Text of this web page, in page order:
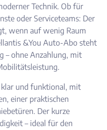
Technik. Ob für
oder Serviceteams: Der
wenn auf wenig Raum
&You Auto-Abo steht
– ohne Anzahlung, mit
und funktional, mit
einer praktischen
Der kurze
– ideal für den